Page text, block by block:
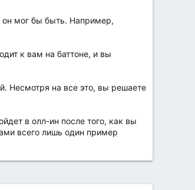
он мог бы быть. Например,
к вам на баттоне, и вы
Несмотря на все это, вы решаете
в олл-ин после того, как вы
всего лишь один пример